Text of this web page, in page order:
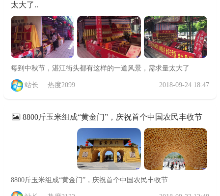
太大了..
每到中秋节，湛江街头都有这样的一道风景，需求量太大了
站长 热度2099 2018-09-24 18:47
8800斤玉米组成“黄金门”，庆祝首个中国农民丰收节
8800斤玉米组成“黄金门”，庆祝首个中国农民丰收节